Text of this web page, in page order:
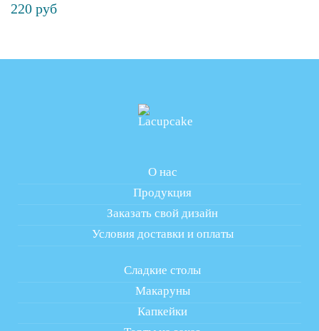
220 руб
О нас
Продукция
Заказать свой дизайн
Условия доставки и оплаты
Сладкие столы
Макаруны
Капкейки